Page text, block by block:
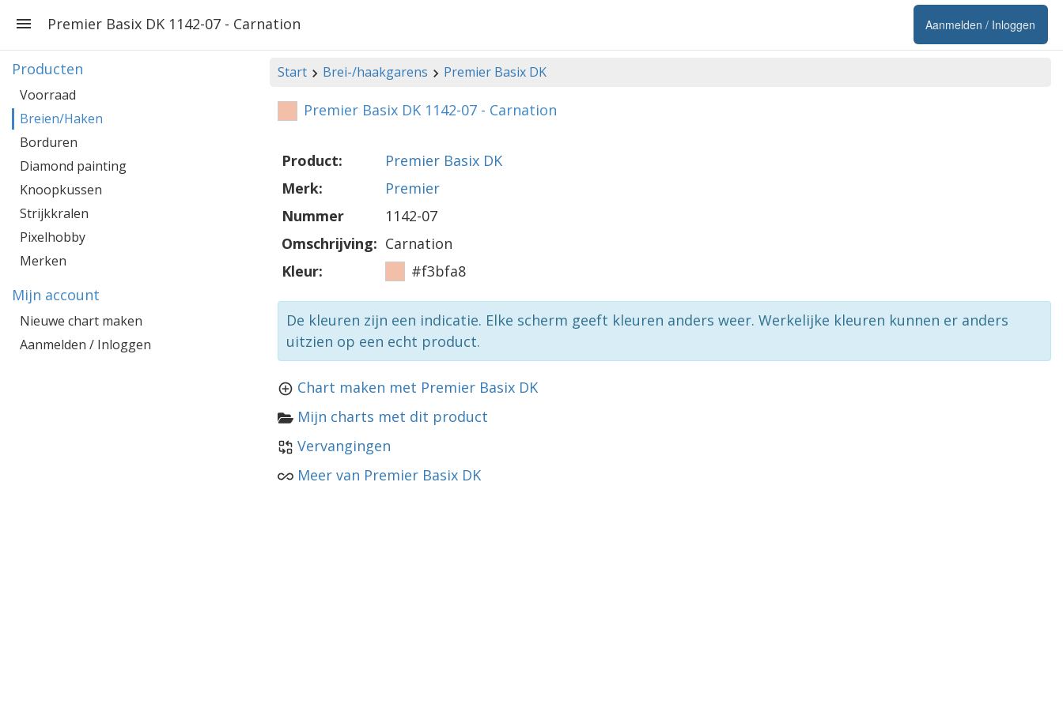
Aanmelden / Inloggen
Premier Basix DK 1142-07 - Carnation
Start Brei-/haakgarens Premier Basix DK
Premier Basix DK 1142-07 - Carnation
Product:
Premier Basix DK
Merk:
Premier
Nummer
1142-07
Omschrijving: Carnation
Kleur:
#f3bfa8
De kleuren zijn een indicatie. Elke scherm geeft kleuren anders weer. Werkelijke kleuren kunnen er anders
uitzien op een echt product.
Chart maken met Premier Basix DK
Mijn charts met dit product
Vervangingen
Meer van Premier Basix DK
Producten
Voorraad
Breien/Haken
Borduren
Diamond painting
Knoopkussen
Strijkkralen
Pixelhobby
Merken
Mijn account
Nieuwe chart maken
Aanmelden / Inloggen